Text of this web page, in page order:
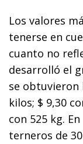
Los valores
tenerse en
cuanto no
desarrolló el
se obtuvieron
kilos; $ 9,30
con 525 kg.
terneros de